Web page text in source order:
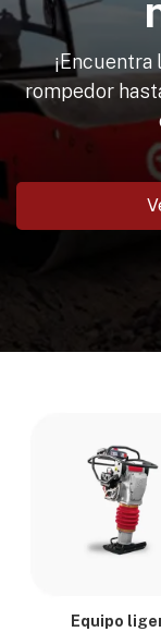
rompedor
Equipo